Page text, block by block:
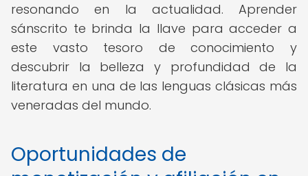
resonando en la actualidad. Aprender
sánscrito te brinda la llave para acceder a
este vasto tesoro de conocimiento y
descubrir la belleza y profundidad de la
literatura en una de las lenguas clásicas más
veneradas del mundo.
Oportunidades de